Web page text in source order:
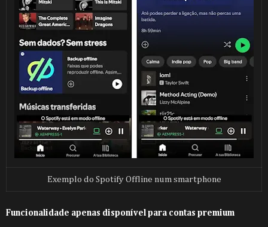
Exemplo do Spotify Offline num smartphone
Funcionalidade apenas disponível para contas premium